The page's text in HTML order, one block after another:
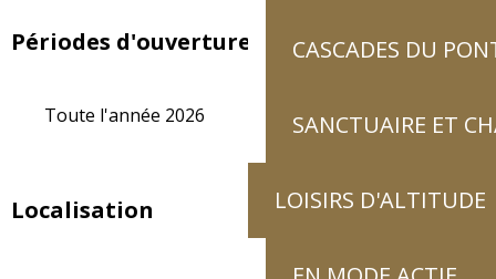
CASCADES DU
SANCTUAIRE ET
LOISIRS D'ALTITUDE
Périodes d'ouverture
Toute l'année 2026
Localisation